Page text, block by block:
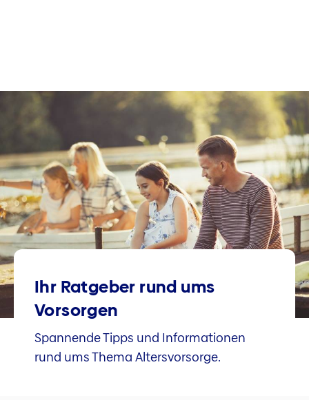
Ihr Ratgeber rund ums
Vorsorgen
Spannende Tipps und Informationen
rund ums Thema Altersvorsorge.